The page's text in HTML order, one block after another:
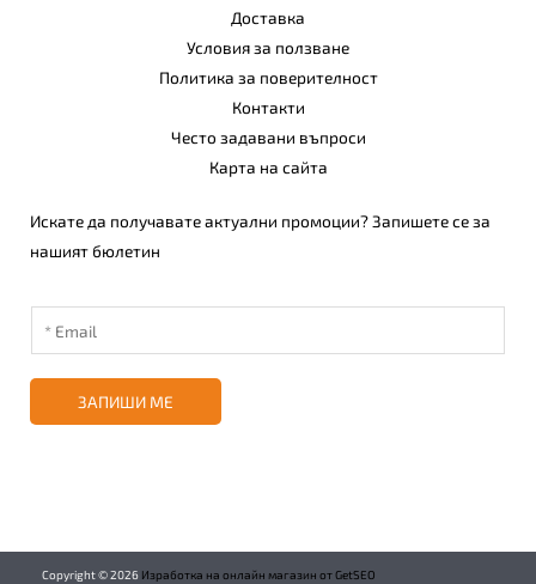
Доставка
Условия за ползване
Политика за поверителност
Контакти
Често задавани въпроси
Карта на сайта
Искате да получавате актуални промоции? Запишете се за
нашият бюлетин
ЗАПИШИ МЕ
Copyright ©2026 Изработка на онлайн магазин от GetSEO